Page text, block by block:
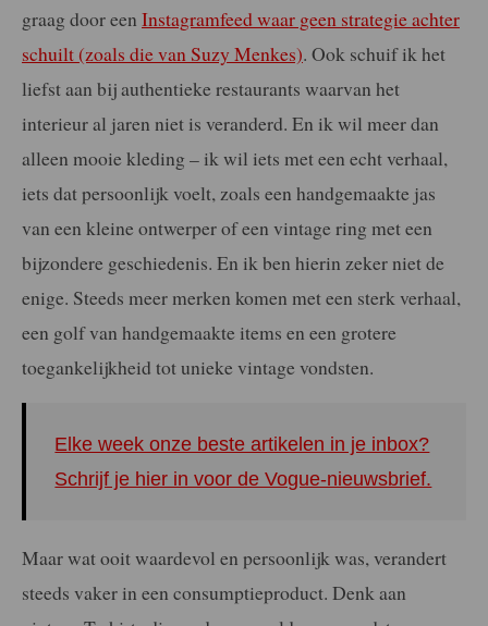
graag door een Instagramfeed waar geen strategie achter
schuilt (zoals die van Suzy Menkes). Ook schuif ik het
liefst aan bij authentieke restaurants waarvan het
interieur al jaren niet is veranderd. En ik wil meer dan
alleen mooie kleding – ik wil iets met een echt verhaal,
iets dat persoonlijk voelt, zoals een handgemaakte jas
van een kleine ontwerper of een vintage ring met een
bijzondere geschiedenis. En ik ben hierin zeker niet de
enige. Steeds meer merken komen met een sterk verhaal,
een golf van handgemaakte items en een grotere
toegankelijkheid tot unieke vintage vondsten.
Elke week onze beste artikelen in je inbox?
Schrijf je hier in voor de Vogue-nieuwsbrief.
Maar wat ooit waardevol en persoonlijk was, verandert
steeds vaker in een consumptieproduct. Denk aan